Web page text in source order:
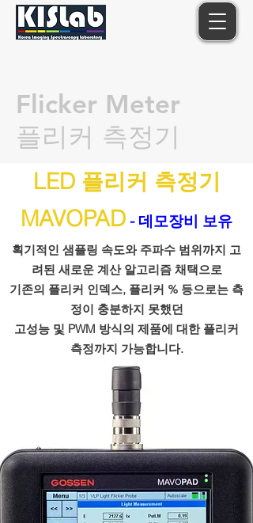
Flicker Meter
플리커 측정기
LED 플리커 측정기
MAVOPAD - 데모장비 보유
획기적인 샘플링 속도와 주파수 범위까지 고
려된 새로운 계산 알고리즘 채택으로
기존의 플리커 인덱스, 플리커 % 등으로는 측
정이 충분하지 못했던
고성능 및 PWM 방식의 제품에 대한 플리커
측정까지 가능합니다.